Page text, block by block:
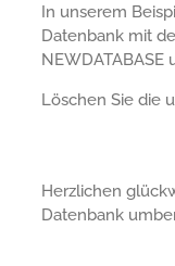
In unserem
Datenbank mit
NEWDATABASE
Löschen Sie die
Herzlichen
Datenbank